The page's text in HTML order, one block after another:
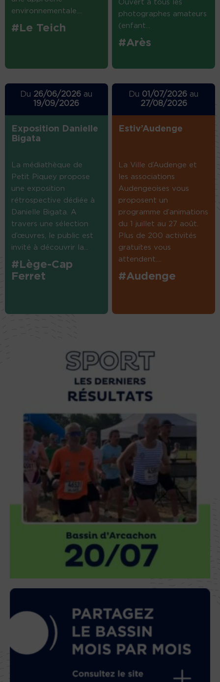
environnementale....
#Le Teich
Ouvert à tous les
photographes amateurs
(enfant...
#Arès
Du 26/06/2026 au
19/09/2026
Exposition Danielle
Bigata
La médiathèque de
Petit Piquey propose
une exposition
rétrospective dédiée à
Danielle Bigata. A
travers une sélection
d’œuvres, le public est
invité à découvrir la...
#Lège-Cap
Ferret
Du 01/07/2026 au
27/08/2026
Estiv’Audenge
La Ville d’Audenge et
les associations
Audengeoises vous
proposent un
programme d’animations
du 1 juillet au 27 août.
Plus de 200 activités
gratuites vous
attendent....
#Audenge